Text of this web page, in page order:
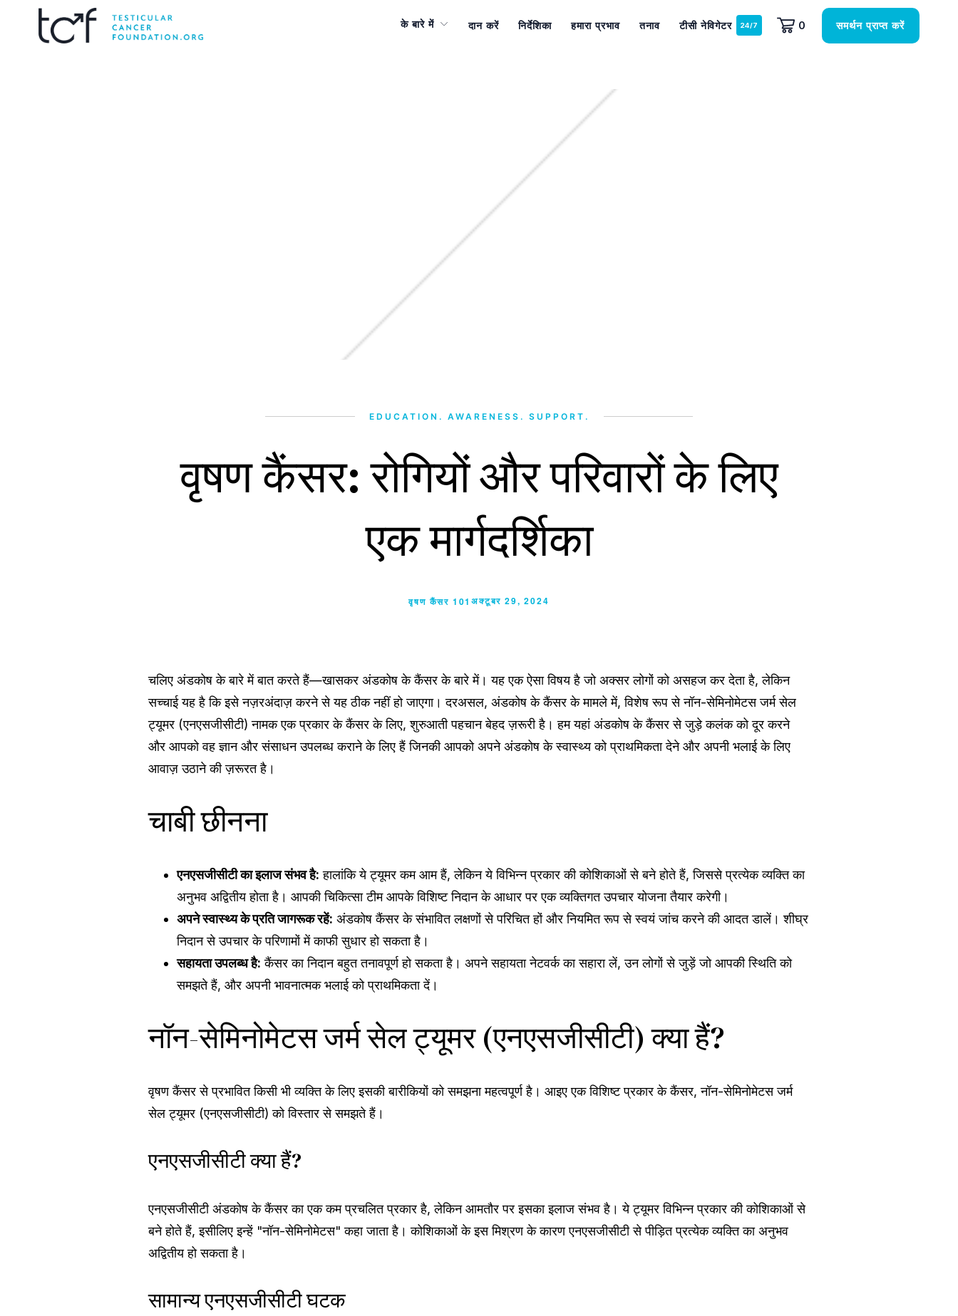
के बारे में दान करें निर्देशिका हमारा प्रभाव तनाव टीसी नेविगेटर 0 समर्थन प्राप्त करें
EDUCATION. AWARENESS. SUPPORT.
वृषण कैंसर: रोगियों और परिवारों के लिए
एक मार्गदर्शिका
वृषण कैंसर 101अक्टूबर 29, 2024
चलिए अंडकोष के बारे में बात करते हैं—खासकर अंडकोष के कैंसर के बारे में। यह एक ऐसा विषय है जो अक्सर लोगों को असहज कर देता है, लेकिन
सच्चाई यह है कि इसे नज़रअंदाज़ करने से यह ठीक नहीं हो जाएगा। दरअसल, अंडकोष के कैंसर के मामले में, विशेष रूप से नॉन-सेमिनोमेटस जर्म सेल
ट्यूमर (एनएसजीसीटी) नामक एक प्रकार के कैंसर के लिए, शुरुआती पहचान बेहद ज़रूरी है। हम यहां अंडकोष के कैंसर से जुड़े कलंक को दूर करने
और आपको वह ज्ञान और संसाधन उपलब्ध कराने के लिए हैं जिनकी आपको अपने अंडकोष के स्वास्थ्य को प्राथमिकता देने और अपनी भलाई के लिए
आवाज़ उठाने की ज़रूरत है।
चाबी छीनना
एनएसजीसीटी का इलाज संभव है: हालांकि ये ट्यूमर कम आम हैं, लेकिन ये विभिन्न प्रकार की कोशिकाओं से बने होते हैं, जिससे प्रत्येक व्यक्ति का
अनुभव अद्वितीय होता है। आपकी चिकित्सा टीम आपके विशिष्ट निदान के आधार पर एक व्यक्तिगत उपचार योजना तैयार करेगी।
अपने स्वास्थ्य के प्रति जागरूक रहें: अंडकोष कैंसर के संभावित लक्षणों से परिचित हों और नियमित रूप से स्वयं जांच करने की आदत डालें। शीघ्र
निदान से उपचार के परिणामों में काफी सुधार हो सकता है।
सहायता उपलब्ध है: कैंसर का निदान बहुत तनावपूर्ण हो सकता है। अपने सहायता नेटवर्क का सहारा लें, उन लोगों से जुड़ें जो आपकी स्थिति को
समझते हैं, और अपनी भावनात्मक भलाई को प्राथमिकता दें।
नॉन-सेमिनोमेटस जर्म सेल ट्यूमर (एनएसजीसीटी) क्या हैं?
वृषण कैंसर से प्रभावित किसी भी व्यक्ति के लिए इसकी बारीकियों को समझना महत्वपूर्ण है। आइए एक विशिष्ट प्रकार के कैंसर, नॉन-सेमिनोमेटस जर्म
सेल ट्यूमर (एनएसजीसीटी) को विस्तार से समझते हैं।
एनएसजीसीटी क्या हैं?
एनएसजीसीटी अंडकोष के कैंसर का एक कम प्रचलित प्रकार है, लेकिन आमतौर पर इसका इलाज संभव है। ये ट्यूमर विभिन्न प्रकार की कोशिकाओं से
बने होते हैं, इसीलिए इन्हें "नॉन-सेमिनोमेटस" कहा जाता है। कोशिकाओं के इस मिश्रण के कारण एनएसजीसीटी से पीड़ित प्रत्येक व्यक्ति का अनुभव
अद्वितीय हो सकता है।
सामान्य एनएसजीसीटी घटक